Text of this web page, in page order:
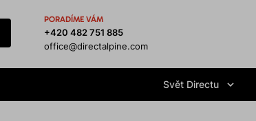
PORADÍME VÁM
+420 482 751 885
office@directalpine.com
Svět Directu